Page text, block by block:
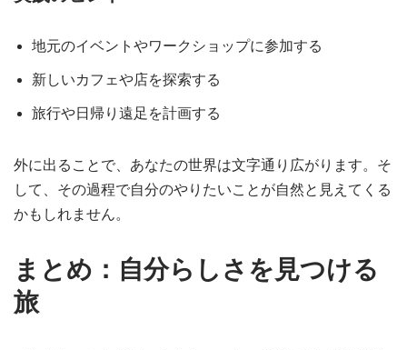
地元のイベントやワークショップに参加する
新しいカフェや店を探索する
旅行や日帰り遠足を計画する
外に出ることで、あなたの世界は文字通り広がります。そ
して、その過程で自分のやりたいことが自然と見えてくる
かもしれません。
まとめ：自分らしさを見つける
旅